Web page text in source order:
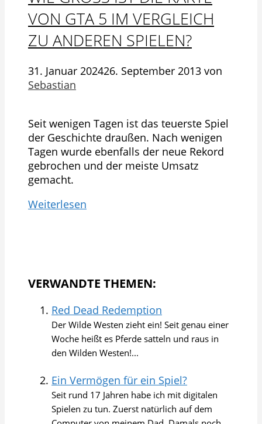
ON GTA 5 IM VERGLEICH Z
U ANDEREN SPIELEN?
31. Januar 202426. September 2013 von
Sebastian
Seit wenigen Tagen ist das teuerste Spiel
der Geschichte draußen. Nach wenigen
Tagen wurde ebenfalls der neue Rekord
gebrochen und der meiste Umsatz
gemacht.
Weiterlesen
VERWANDTE THEMEN:
Red Dead Redemption
Der Wilde Westen zieht ein! Seit genau einer
Woche heißt es Pferde satteln und raus in
den Wilden Westen!...
Ein Vermögen für ein Spiel?
Seit rund 17 Jahren habe ich mit digitalen
Spielen zu tun. Zuerst natürlich auf dem